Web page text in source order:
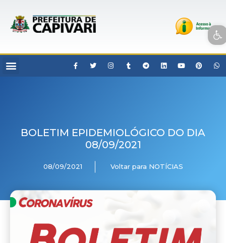
Open toolbar
BOLETIM EPIDEMIOLÓGICO DO DIA
08/09/2021
08/09/2021 Voltar para NOTÍCIAS